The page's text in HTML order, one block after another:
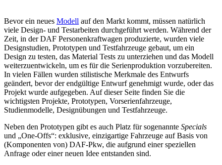
Bevor ein neues Modell auf den Markt kommt, müssen natürlich
viele Design- und Testarbeiten durchgeführt werden. Während der
Zeit, in der DAF Personenkraftwagen produzierte, wurden viele
Designstudien, Prototypen und Testfahrzeuge gebaut, um ein
Design zu testen, das Material Tests zu unterziehen und das Modell
weiterzuentwickeln, um es für die Serienproduktion vorzubereiten.
In vielen Fällen wurden stilistische Merkmale des Entwurfs
geändert, bevor der endgültige Entwurf genehmigt wurde, oder das
Projekt wurde aufgegeben. Auf dieser Seite finden Sie die
wichtigsten Projekte, Prototypen, Vorserienfahrzeuge,
Studienmodelle, Designübungen und Testfahrzeuge.
Neben den Prototypen gibt es auch Platz für sogenannte Specials
und „One-Offs“: exklusive, einzigartige Fahrzeuge auf Basis von
(Komponenten von) DAF-Pkw, die aufgrund einer speziellen
Anfrage oder einer neuen Idee entstanden sind.